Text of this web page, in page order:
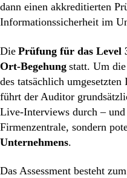
dann einen akkreditierten
Informationssicherheit im
Die Prüfung für das Level
Ort-Begehung statt. Um
des tatsächlich
führt der Auditor
Live-Interviews durch –
Firmenzentrale, sondern
Unternehmens.
Das Assessment besteht